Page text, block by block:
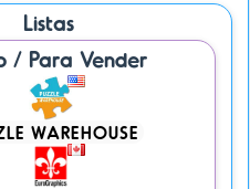
Listas
/ Para Vender
WAREHOUSE